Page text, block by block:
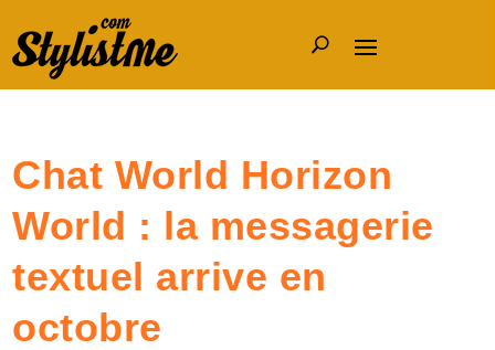
Chat World Horizon
World : la messagerie
textuel arrive en
octobre